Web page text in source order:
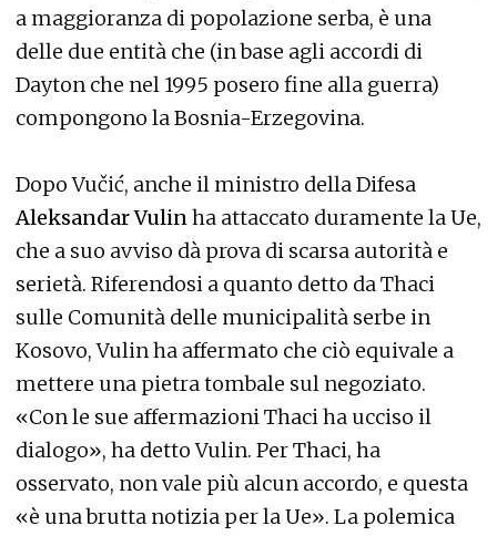
a maggioranza di popolazione serba, è una
delle due entità che (in base agli accordi di
Dayton che nel 1995 posero fine alla guerra)
compongono la Bosnia-Erzegovina.
Dopo Vučić, anche il ministro della Difesa
Aleksandar Vulinha attaccato duramente la Ue,
che a suo avviso dà prova di scarsa autorità e
serietà. Riferendosi a quanto detto da Thaci
sulle Comunità delle municipalità serbe in
Kosovo, Vulin ha affermato che ciò equivale a
mettere una pietra tombale sul negoziato.
«Con le sue affermazioni Thaci ha ucciso il
dialogo», ha detto Vulin. Per Thaci, ha
osservato, non vale più alcun accordo, e questa
«è una brutta notizia per la Ue». La polemica